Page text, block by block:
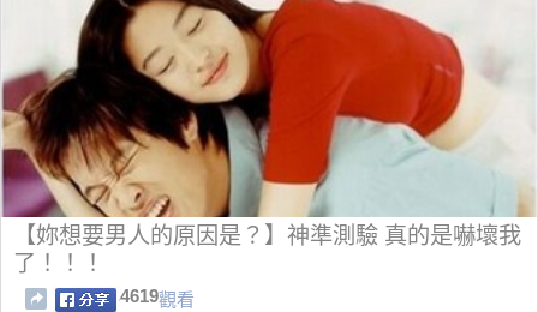
【妳想要男人的原因是？】神準測驗 真的是嚇壞我
了！！！
4619觀看